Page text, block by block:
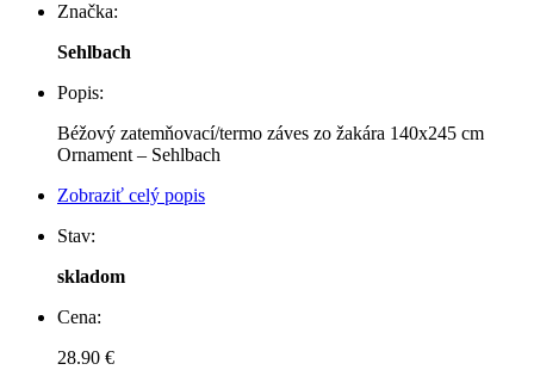
Značka:
Sehlbach
Popis:
Béžový zatemňovací/termo záves zo žakára 140x245 cm
Ornament – ​​Sehlbach
Zobraziť celý popis
Stav:
skladom
Cena:
28.90 €